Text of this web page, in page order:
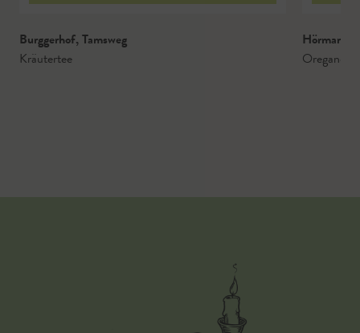
Burggerhof,Tamsweg
Kräutertee
Oregano